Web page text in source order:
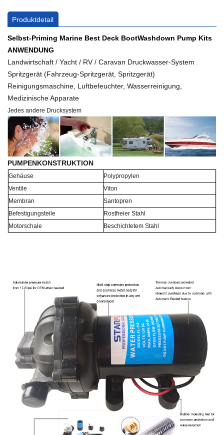
Produktdetail
Selbst-Priming Marine Best Deck BootWashdown Pump Kits
ANWENDUNG
Landwirtschaft / Yacht / RV / Caravan Druckwasser-System
Spritzgerät (Fahrzeug-Spritzgerät, Spritzgerät)
Reinigungsmaschine, Luftbefeuchter, Wasserreinigung,
Medizinische Apparate
Jedes andere Drucksystem
PUMPENKONSTRUKTION
Gehäuse
Polypropylen
Ventile
Viton
Membran
Santopren
Befestigungsteile
Rostfreier Stahl
Motorschale
Beschichtetem Stahl